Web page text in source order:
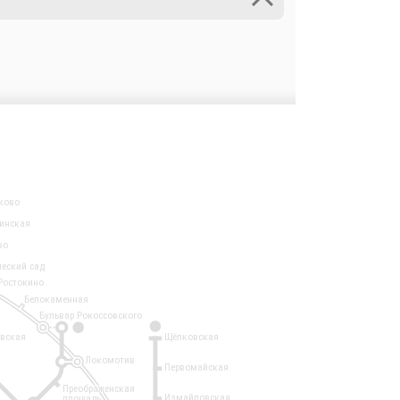
1
Локомотив
сад
Белокаменная
Щёлковская
Первомайская
Измайловская
Бульвар Рокоссовского
Преображенская